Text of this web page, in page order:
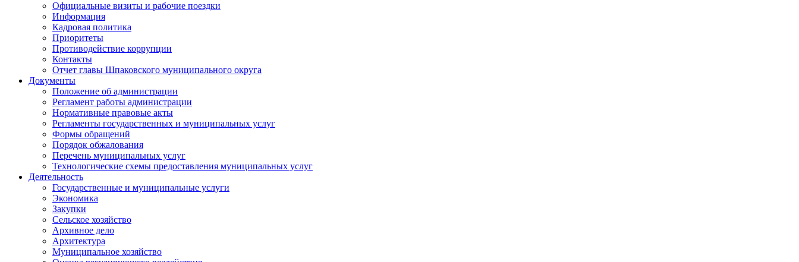
Официальные визиты и рабочие поездки
Информация
Кадровая политика
Приоритеты
Противодействие коррупции
Контакты
Отчет главы Шпаковского муниципального округа
Документы
Положение об администрации
Регламент работы администрации
Нормативные правовые акты
Регламенты государственных и муниципальных услуг
Формы обращений
Порядок обжалования
Перечень муниципальных услуг
Технологические схемы предоставления муниципальных услуг
Деятельность
Государственные и муниципальные услуги
Экономика
Закупки
Сельское хозяйство
Архивное дело
Архитектура
Муниципальное хозяйство